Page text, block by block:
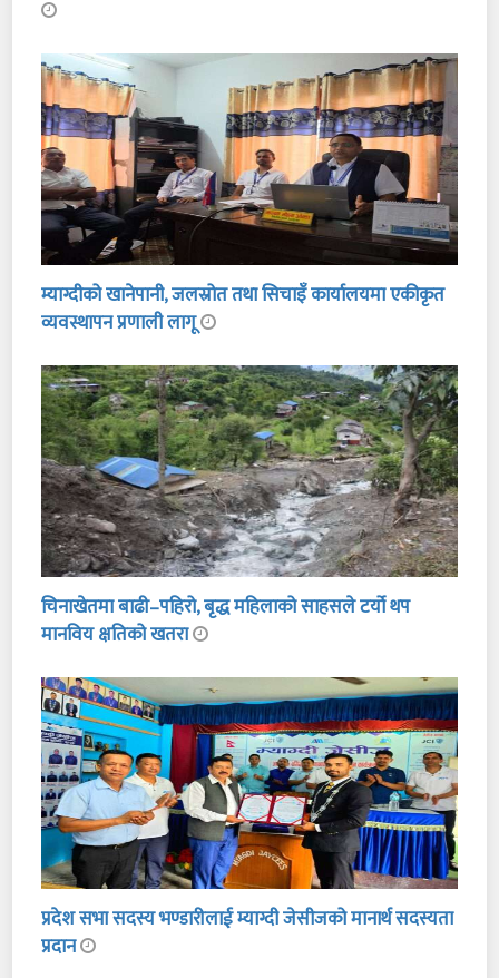
म्याग्दीको खानेपानी, जलस्रोत तथा सिचाइँ कार्यालयमा एकीकृत
व्यवस्थापन प्रणाली लागू
चिनाखेतमा बाढी–पहिरो, बृद्ध महिलाको साहसले टर्यो थप
मानविय क्षतिको खतरा
प्रदेश सभा सदस्य भण्डारीलाई म्याग्दी जेसीजको मानार्थ सदस्यता
प्रदान